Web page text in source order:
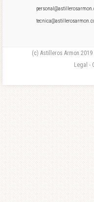
(c) Astilleros Armon
Legal -